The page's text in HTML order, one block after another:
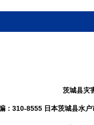
茨城县灾
：310-8555 日本茨城县水